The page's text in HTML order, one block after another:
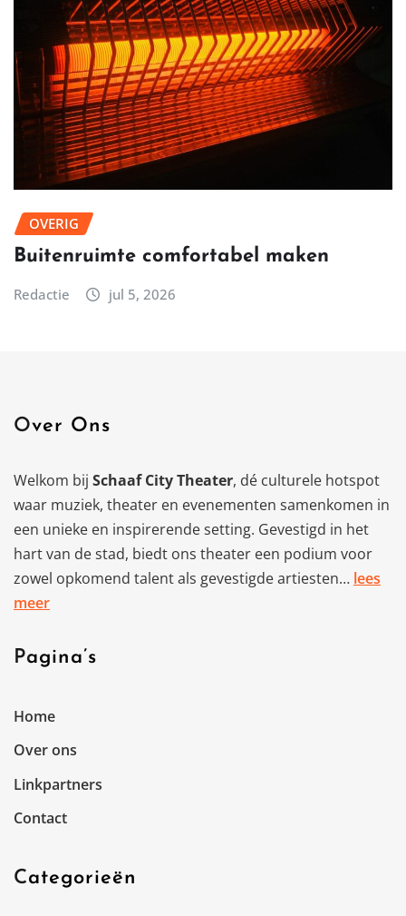
OVERIG
Buitenruimte comfortabel maken
Redactie jul 5, 2026
Over Ons
Welkom bij Schaaf City Theater, dé culturele hotspot
waar muziek, theater en evenementen samenkomen in
een unieke en inspirerende setting. Gevestigd in het
hart van de stad, biedt ons theater een podium voor
zowel opkomend talent als gevestigde artiesten… lees
meer
Pagina’s
Home
Over ons
Linkpartners
Contact
Categorieën